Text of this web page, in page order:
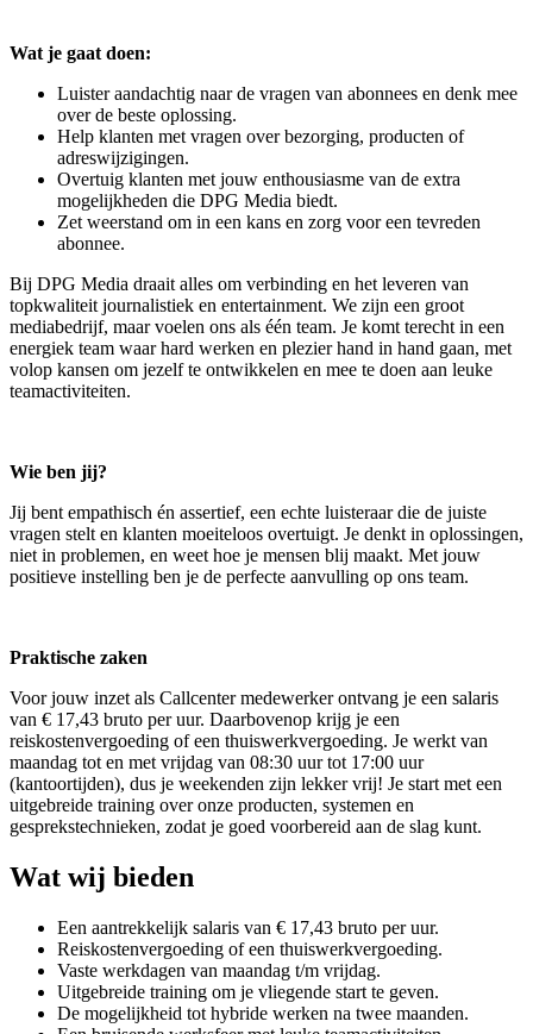
Wat je gaat doen:
Luister aandachtig naar de vragen van abonnees en denk mee
over de beste oplossing.
Help klanten met vragen over bezorging, producten of
adreswijzigingen.
Overtuig klanten met jouw enthousiasme van de extra
mogelijkheden die DPG Media biedt.
Zet weerstand om in een kans en zorg voor een tevreden
abonnee.
Bij DPG Media draait alles om verbinding en het leveren van
topkwaliteit journalistiek en entertainment. We zijn een groot
mediabedrijf, maar voelen ons als één team. Je komt terecht in een
energiek team waar hard werken en plezier hand in hand gaan, met
volop kansen om jezelf te ontwikkelen en mee te doen aan leuke
teamactiviteiten.
Wie ben jij?
Jij bent empathisch én assertief, een echte luisteraar die de juiste
vragen stelt en klanten moeiteloos overtuigt. Je denkt in oplossingen,
niet in problemen, en weet hoe je mensen blij maakt. Met jouw
positieve instelling ben je de perfecte aanvulling op ons team.
Praktische zaken
Voor jouw inzet als Callcenter medewerker ontvang je een salaris
van € 17,43 bruto per uur. Daarbovenop krijg je een
reiskostenvergoeding of een thuiswerkvergoeding. Je werkt van
maandag tot en met vrijdag van 08:30 uur tot 17:00 uur
(kantoortijden), dus je weekenden zijn lekker vrij! Je start met een
uitgebreide training over onze producten, systemen en
gesprekstechnieken, zodat je goed voorbereid aan de slag kunt.
Wat wij bieden
Een aantrekkelijk salaris van € 17,43 bruto per uur.
Reiskostenvergoeding of een thuiswerkvergoeding.
Vaste werkdagen van maandag t/m vrijdag.
Uitgebreide training om je vliegende start te geven.
De mogelijkheid tot hybride werken na twee maanden.